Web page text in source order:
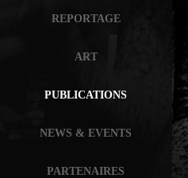
REPORTAGE
ART
PUBLICATIONS
NEWS & EVENTS
PARTENAIRES